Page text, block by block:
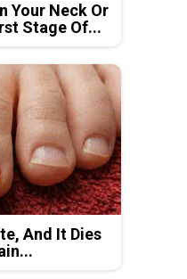
Your Neck Or
Stage Of...
And It Dies